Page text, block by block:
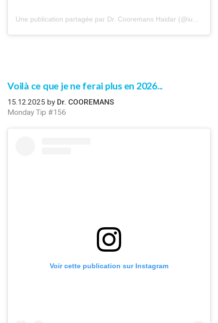
Voilà ce que je ne ferai plus en 2026...
15.12.2025 by Dr. COOREMANS
Monday Tip #156
Voir cette publication sur Instagram